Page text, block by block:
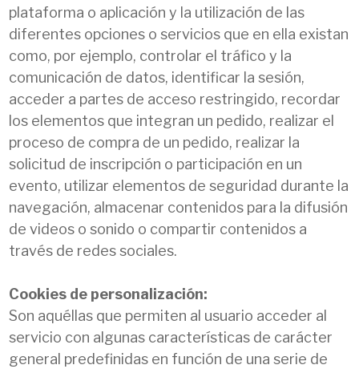
plataforma o aplicación y la utilización de las
diferentes opciones o servicios que en ella existan
como, por ejemplo, controlar el tráfico y la
comunicación de datos, identificar la sesión,
acceder a partes de acceso restringido, recordar
los elementos que integran un pedido, realizar el
proceso de compra de un pedido, realizar la
solicitud de inscripción o participación en un
evento, utilizar elementos de seguridad durante la
navegación, almacenar contenidos para la difusión
de videos o sonido o compartir contenidos a
través de redes sociales.
Cookies de personalización:
Son aquéllas que permiten al usuario acceder al
servicio con algunas características de carácter
general predefinidas en función de una serie de